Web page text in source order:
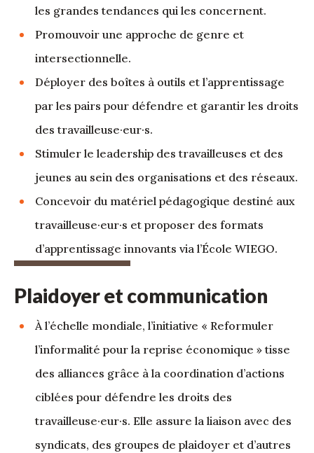
les grandes tendances qui les concernent.
Promouvoir une approche de genre et
intersectionnelle.
Déployer des boîtes à outils et l’apprentissage
par les pairs pour défendre et garantir les droits
des travailleuse·eur·s.
Stimuler le leadership des travailleuses et des
jeunes au sein des organisations et des réseaux.
Concevoir du matériel pédagogique destiné aux
travailleuse·eur·s et proposer des formats
d’apprentissage innovants via l’École WIEGO.
Plaidoyer et communication
À l’échelle mondiale, l’initiative « Reformuler
l’informalité pour la reprise économique » tisse
des alliances grâce à la coordination d’actions
ciblées pour défendre les droits des
travailleuse·eur·s. Elle assure la liaison avec des
syndicats, des groupes de plaidoyer et d’autres